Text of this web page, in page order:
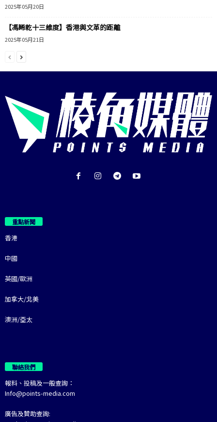
2025年05月20日
【馮睎乾十三維度】香港與文革的距離
2025年05月21日
重點新聞
香港
中國
英國/歐洲
加拿大/北美
澳洲/亞太
聯絡我們
報料、投稿及一般查詢：
Info@points-media.com
廣告及贊助查詢: